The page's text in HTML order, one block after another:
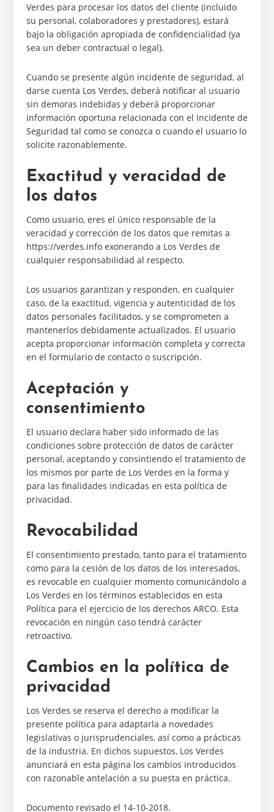
Verdes para procesar los datos del cliente (incluido
su personal, colaboradores y prestadores), estará
bajo la obligación apropiada de confidencialidad (ya
sea un deber contractual o legal).
Cuando se presente algún incidente de seguridad, al
darse cuenta Los Verdes, deberá notificar al usuario
sin demoras indebidas y deberá proporcionar
información oportuna relacionada con el Incidente de
Seguridad tal como se conozca o cuando el usuario lo
solicite razonablemente.
Exactitud y veracidad de
los datos
Como usuario, eres el único responsable de la
veracidad y corrección de los datos que remitas a
https://verdes.info exonerando a Los Verdes de
cualquier responsabilidad al respecto.
Los usuarios garantizan y responden, en cualquier
caso, de la exactitud, vigencia y autenticidad de los
datos personales facilitados, y se comprometen a
mantenerlos debidamente actualizados. El usuario
acepta proporcionar información completa y correcta
en el formulario de contacto o suscripción.
Aceptación y
consentimiento
El usuario declara haber sido informado de las
condiciones sobre protección de datos de carácter
personal, aceptando y consintiendo el tratamiento de
los mismos por parte de Los Verdes en la forma y
para las finalidades indicadas en esta política de
privacidad.
Revocabilidad
El consentimiento prestado, tanto para el tratamiento
como para la cesión de los datos de los interesados,
es revocable en cualquier momento comunicándolo a
Los Verdes en los términos establecidos en esta
Política para el ejercicio de los derechos ARCO. Esta
revocación en ningún caso tendrá carácter
retroactivo.
Cambios en la política de
privacidad
Los Verdes se reserva el derecho a modificar la
presente política para adaptarla a novedades
legislativas o jurisprudenciales, así como a prácticas
de la industria. En dichos supuestos, Los Verdes
anunciará en esta página los cambios introducidos
con razonable antelación a su puesta en práctica.
Documento revisado el 14-10-2018.